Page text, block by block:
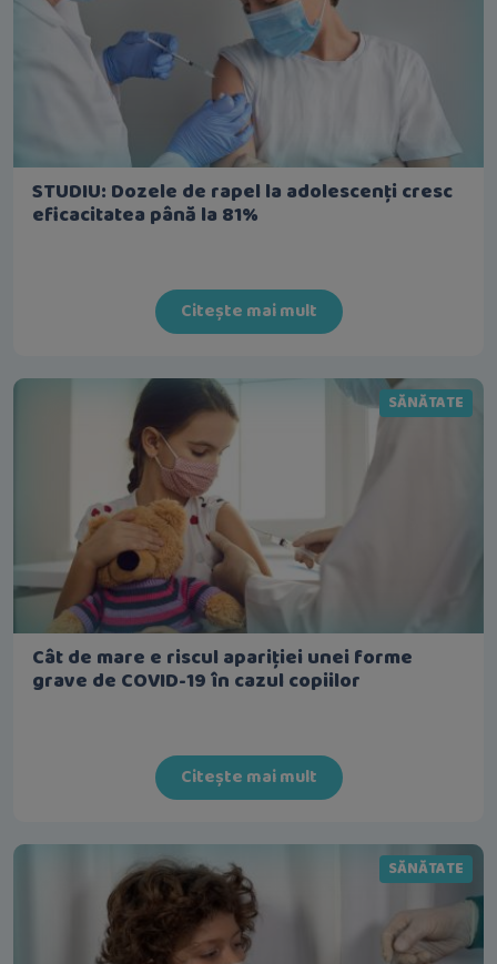
STUDIU: Dozele de rapel la adolescenți cresc
eficacitatea până la 81%
Citește mai mult
SĂNĂTATE
Cât de mare e riscul apariției unei forme
grave de COVID-19 în cazul copiilor
Citește mai mult
SĂNĂTATE